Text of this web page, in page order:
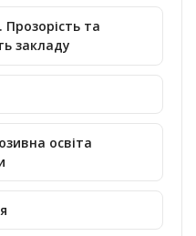
Прозорість та
закладу
освіта